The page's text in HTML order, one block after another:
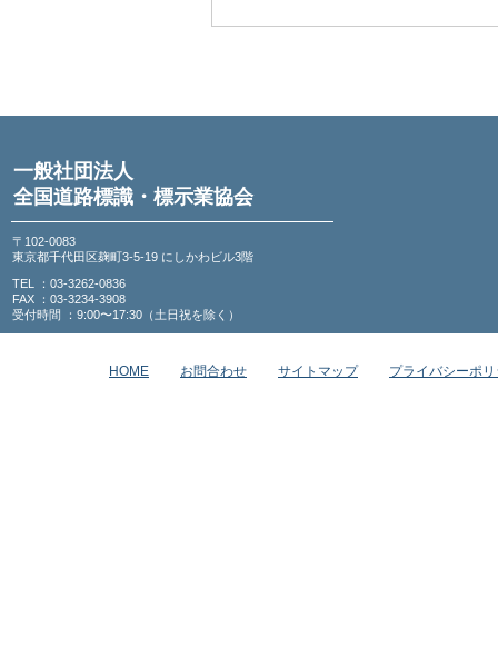
一般社団法人
全国道路標識・標示業協会
〒102-0083
東京都千代田区麹町3-5-19 にしかわビル3階
TEL ：03-3262-0836
FAX ：03-3234-3908
受付時間 ：9:00〜17:30（土日祝を除く）
HOME お問合わせ サイトマップ プライバシーポ